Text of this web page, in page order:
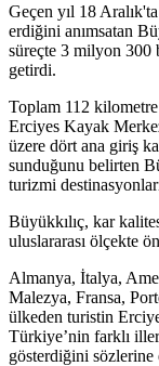
Geçen yıl 18
erdiğini anımsatan
süreçte 3 milyon 300
getirdi.
Toplam 112
Erciyes Kayak
üzere dört ana giriş
sunduğunu belirten
turizmi
Büyükkılıç, kar
uluslararası ölçekte
Almanya, İtalya,
Malezya, Fransa,
ülkeden turistin
Türkiye’nin farklı
gösterdiğini sözlerine